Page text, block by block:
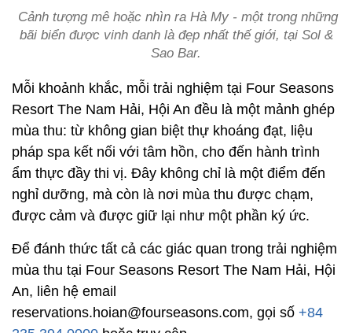
Cảnh tượng mê hoặc nhìn ra Hà My - một trong những
bãi biển được vinh danh là đẹp nhất thế giới, tại Sol &
Sao Bar.
Mỗi khoảnh khắc, mỗi trải nghiệm tại Four Seasons
Resort The Nam Hải, Hội An đều là một mảnh ghép
mùa thu: từ không gian biệt thự khoáng đạt, liệu
pháp spa kết nối với tâm hồn, cho đến hành trình
ẩm thực đầy thi vị. Đây không chỉ là một điểm đến
nghỉ dưỡng, mà còn là nơi mùa thu được chạm,
được cảm và được giữ lại như một phần ký ức.
Để đánh thức tất cả các giác quan trong trải nghiệm
mùa thu tại Four Seasons Resort The Nam Hải, Hội
An, liên hệ email
reservations.hoian@fourseasons.com, gọi số +84